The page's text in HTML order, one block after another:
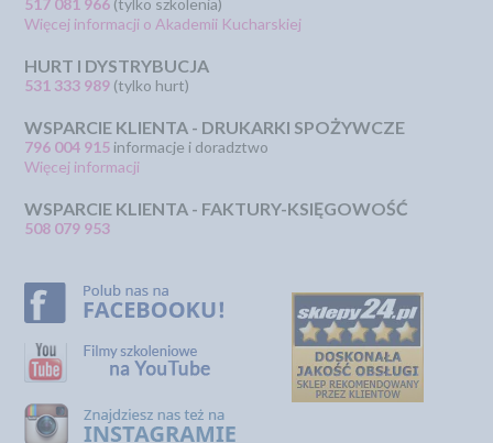
517 081 966 (tylko szkolenia)
Więcej informacji o Akademii Kucharskiej
HURT I DYSTRYBUCJA
531 333 989 (tylko hurt)
WSPARCIE KLIENTA - DRUKARKI SPOŻYWCZE
796 004 915 informacje i doradztwo
Więcej informacji
WSPARCIE KLIENTA - FAKTURY-KSIĘGOWOŚĆ
508 079 953